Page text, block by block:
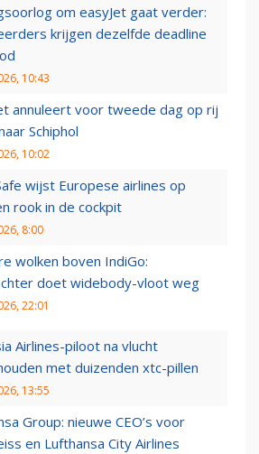
om easyJet gaat verder:
krijgen dezelfde deadline
10:43
annuleert voor tweede dag op rij
Schiphol
10:02
wijst Europese airlines op
rook in de cockpit
8:00
wolken boven IndiGo:
doet widebody-vloot weg
22:01
Airlines-piloot na vlucht
met duizenden xtc-pillen
13:55
Group: nieuwe CEO’s voor
en Lufthansa City Airlines